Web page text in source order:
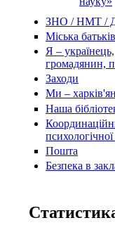
ЗНО / НМТ /
Міська
Я – українець,
громадянин,
Заходи
Ми –
Наша
Пошта
Безпека в